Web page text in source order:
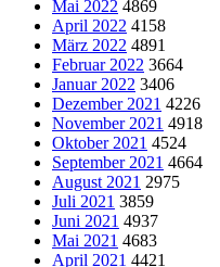
Mai 2022 4869
April 2022 4158
März 2022 4891
Februar 2022 3664
Januar 2022 3406
Dezember 2021 4226
November 2021 4918
Oktober 2021 4524
September 2021 4664
August 2021 2975
Juli 2021 3859
Juni 2021 4937
Mai 2021 4683
April 2021 4421